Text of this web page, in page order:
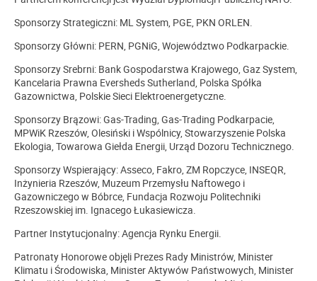
Sponsorzy Strategiczni: ML System, PGE, PKN ORLEN.
Sponsorzy Główni: PERN, PGNiG, Województwo Podkarpackie.
Sponsorzy Srebrni: Bank Gospodarstwa Krajowego, Gaz System,
Kancelaria Prawna Eversheds Sutherland, Polska Spółka
Gazownictwa, Polskie Sieci Elektroenergetyczne.
Sponsorzy Brązowi: Gas-Trading, Gas-Trading Podkarpacie,
MPWiK Rzeszów, Olesiński i Wspólnicy, Stowarzyszenie Polska
Ekologia, Towarowa Giełda Energii, Urząd Dozoru Technicznego.
Sponsorzy Wspierający: Asseco, Fakro, ZM Ropczyce, INSEQR,
Inżynieria Rzeszów, Muzeum Przemysłu Naftowego i
Gazowniczego w Bóbrce, Fundacja Rozwoju Politechniki
Rzeszowskiej im. Ignacego Łukasiewicza.
Partner Instytucjonalny: Agencja Rynku Energii.
Patronaty Honorowe objęli Prezes Rady Ministrów, Minister
Klimatu i Środowiska, Minister Aktywów Państwowych, Minister